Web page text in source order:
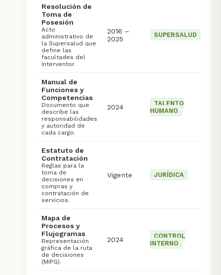
Resolución de
Toma de
Posesión
Acto
administrativo de
la Supersalud que
define las
facultades del
Interventor.
2016 –
2025
SUPERSALUD
Manual de
Funciones y
Competencias
Documento que
describe las
responsabilidades
y autoridad de
cada cargo.
2024
TALENTO
HUMANO
Estatuto de
Contratación
Reglas para la
toma de
decisiones en
compras y
contratación de
servicios.
Vigente JURÍDICA
Mapa de
Procesos y
Flujogramas
Representación
gráfica de la ruta
de decisiones
(MIPG).
2024
CONTROL
INTERNO